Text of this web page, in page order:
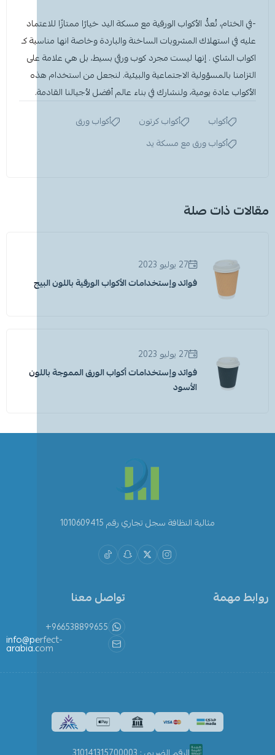
-في الختام، تُعدُّ الأكواب الورقية مع مسكة اليد خيارًا ممتازًا للاعتماد
عليه في استهلاك المشروبات الساخنة والباردة وخاصة انها مناسبة كـ
اكواب الشاي . إنها ليست مجرد كوب ورقي بسيط، بل هي علامة على
التزامنا بالمسؤولية الاجتماعية والبيئية. لنجعل من استخدام هذه
الأكواب عادة يومية، ولنشارك في بناء عالم أفضل لأجيالنا القادمة.
أكواب
أكواب كرتون
أكواب ورق
أكواب ورق مع مسكة يد
مقالات ذات صلة
27 يوليو 2023
فوائد وإستخدامات الأكواب الورقية باللون البيج
27 يوليو 2023
فوائد وإستخدامات أكواب الورق المموجة باللون
الأسود
مثالية النظافة سجل تجاري رقم 1010609415
روابط مهمة تواصل معنا
+966538899655
info@perfect-
arabia.com